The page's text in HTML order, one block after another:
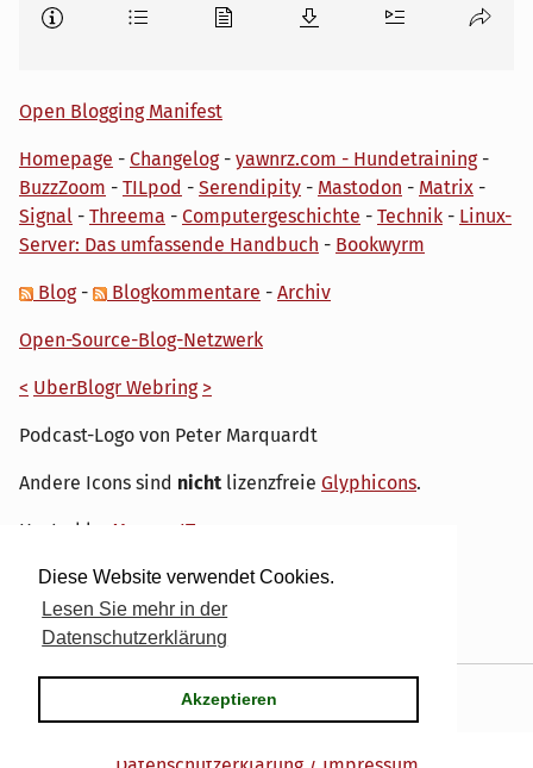
Diese Website verwendet Cookies.
Lesen Sie mehr in der
Datenschutzerklärung
Akzeptieren
Open Blogging Manifest
Homepage - Changelog- yawnrz.com - Hundetraining-
BuzzZoom - TILpod - Serendipity - Mastodon - Matrix -
Signal - Threema - Computergeschichte - Technik - Linux-
Server: Das umfassende Handbuch - Bookwyrm
Blog- Blogkommentare - Archiv
Open-Source-Blog-Netzwerk
< UberBlogr Webring >
Podcast-Logo von Peter Marquardt
Andere Icons sind nicht lizenzfreie Glyphicons.
Hosted by My own IT.
Serendipity& the dirk